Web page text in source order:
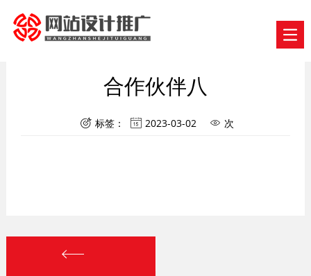
合作伙伴八
 标签：  2023-03-02  次